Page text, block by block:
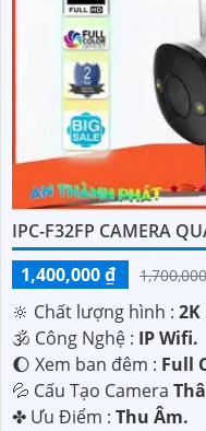
IPC-F32FP CAMERA
1,400,000 ₫
🔆 Chất lượng hình : 2K
🕉️ Công Nghệ : IP Wifi.
🌔 Xem ban đêm : Full
💦 Cấu Tạo Camera
️✤ Ưu Điểm : Thu Âm.